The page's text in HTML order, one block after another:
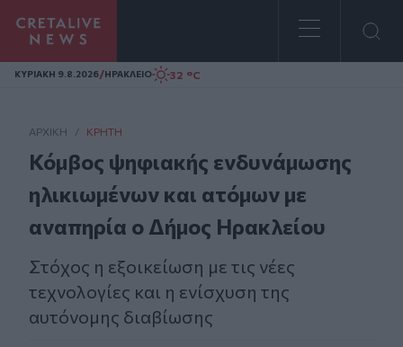
Homepage
ΚΥΡΙΑΚΗ 9.8.2026/ΗΡΑΚΛΕΙΟ 32 °C
ΑΡΧΙΚΗ / ΚΡΉΤΗ
Κόμβος ψηφιακής ενδυνάμωσης
ηλικιωμένων και ατόμων με
αναπηρία ο Δήμος Ηρακλείου
Στόχος η εξοικείωση με τις νέες
τεχνολογίες και η ενίσχυση της
αυτόνομης διαβίωσης